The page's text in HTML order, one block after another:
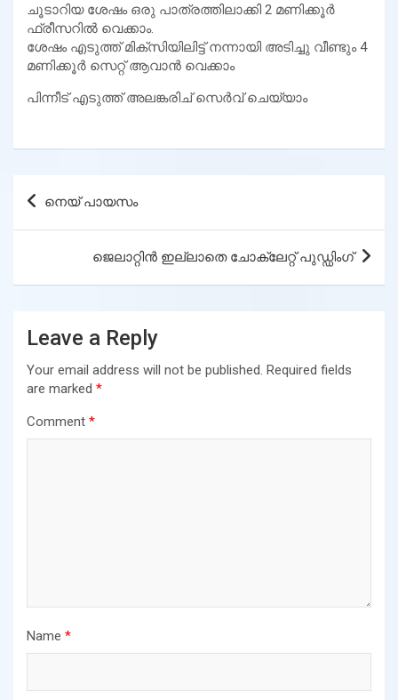
ചൂടാറിയ ശേഷം ഒരു പാത്രത്തിലാക്കി 2 മണിക്കൂർ
ഫ്രീസറിൽ വെക്കാം.
ശേഷം എടുത്ത് മിക്സിയിലിട്ട് നന്നായി അടിച്ചു വീണ്ടും 4
മണിക്കൂർ സെറ്റ് ആവാൻ വെക്കാം
പിന്നീട് എടുത്ത് അലങ്കരിച് സെർവ് ചെയ്യാം
Post
നെയ് പായസം
ജെലാറ്റിൻ ഇല്ലാതെ ചോക്ലേറ്റ് പുഡ്ഡിംഗ്
Leave a Reply
Your email address will not be published. Required fields
are marked *
Comment *
Name *